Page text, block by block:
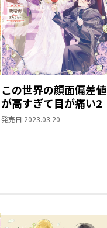
この世界の顔面偏差値
が高すぎて目が痛い2
発売日:2023.03.20